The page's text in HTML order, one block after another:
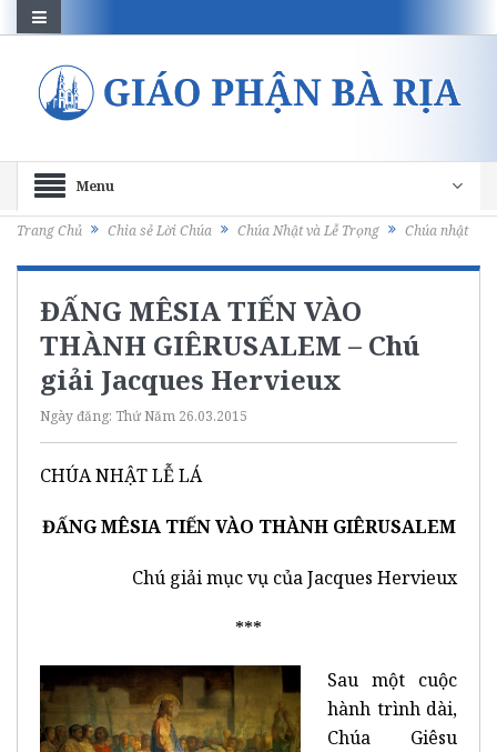
Menu
Trang Chủ Chia sẻ Lời Chúa Chúa Nhật và Lễ Trọng Chúa nhật
ĐẤNG MÊSIA TIẾN VÀO
THÀNH GIÊRUSALEM – Chú
giải Jacques Hervieux
Ngày đăng: Thứ Năm 26.03.2015
CHÚA NHẬT LỄ LÁ
ĐẤNG MÊSIA TIẾN VÀO THÀNH GIÊRUSALEM
Chú giải mục vụ của Jacques Hervieux
***
Sau một cuộc
hành trình dài,
Chúa Giêsu